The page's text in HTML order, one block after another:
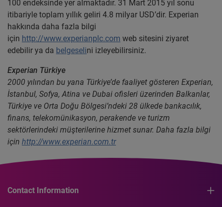
100 endeksinde yer almaktadır. 31 Mart 2015 yıl sonu
itibariyle toplam yıllık geliri 4.8 milyar USD’dir. Experian
hakkında daha fazla bilgi
için http://www.experianplc.com web sitesini ziyaret
edebilir ya da belgeselini izleyebilirsiniz.
Experian Türkiye
2000 yılından bu yana Türkiye’de faaliyet gösteren Experian,
İstanbul, Sofya, Atina ve Dubai ofisleri üzerinden Balkanlar,
Türkiye ve Orta Doğu Bölgesi’ndeki 28 ülkede bankacılık,
finans, telekomünikasyon, perakende ve turizm
sektörlerindeki müşterilerine hizmet sunar. Daha fazla bilgi
için http://www.experian.com.tr
Contact Information